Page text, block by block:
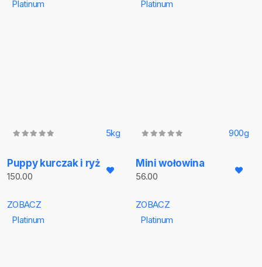
Platinum
5kg
Puppy kurczak i ryż
150.00
Platinum
900g
Mini wołowina
56.00
ZOBACZ
Platinum
ZOBACZ
Platinum